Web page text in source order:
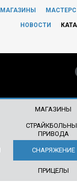
МАГАЗИНЫ
НОВОСТИ
МАГАЗИНЫ
ПРИВОДА
СНАРЯЖЕНИЕ
ПРИЦЕЛЫ